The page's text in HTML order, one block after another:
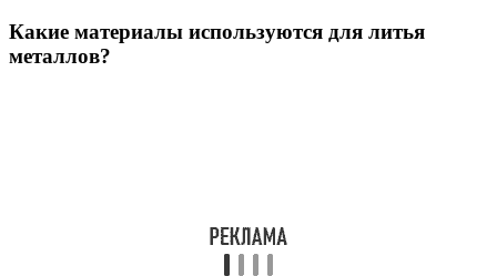
Какие материалы используются для литья
металлов?